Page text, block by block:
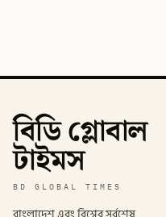
বিডি গ্লোবাল
টাইমস
BD GLOBAL TIMES